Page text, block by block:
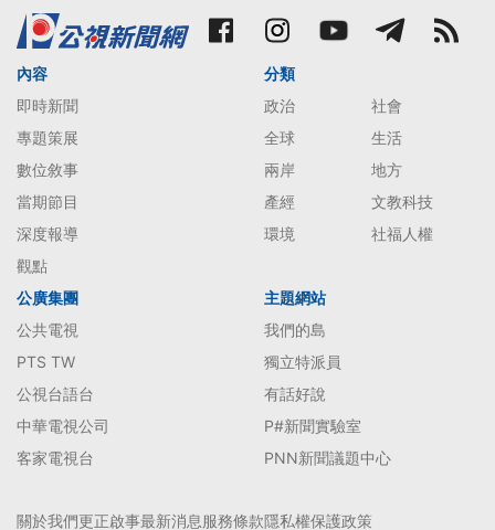
內容
即時新聞
專題策展
數位敘事
當期節目
深度報導
觀點
分類
政治
社會
全球
生活
兩岸
地方
產經
文教科技
環境
社福人權
公廣集團
公共電視
PTS TW
公視台語台
中華電視公司
客家電視台
主題網站
我們的島
獨立特派員
有話好說
P#新聞實驗室
PNN新聞議題中心
關於我們更正啟事最新消息服務條款隱私權保護政策